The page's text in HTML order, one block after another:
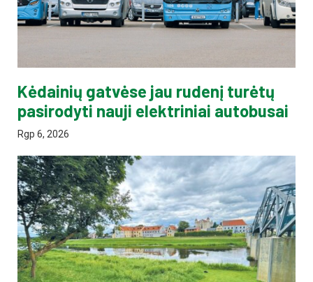
Kėdainių gatvėse jau rudenį turėtų
pasirodyti nauji elektriniai autobusai
Rgp 6, 2026